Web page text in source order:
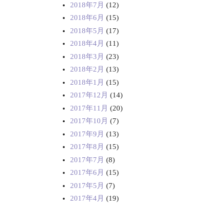
2018年7月 (12)
2018年6月 (15)
2018年5月 (17)
2018年4月 (11)
2018年3月 (23)
2018年2月 (13)
2018年1月 (15)
2017年12月 (14)
2017年11月 (20)
2017年10月 (7)
2017年9月 (13)
2017年8月 (15)
2017年7月 (8)
2017年6月 (15)
2017年5月 (7)
2017年4月 (19)